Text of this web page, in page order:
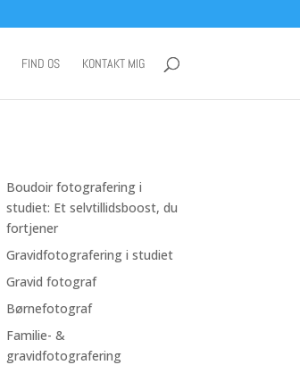
FIND OS KONTAKT MIG
Boudoir fotografering i
studiet: Et selvtillidsboost, du
fortjener
Gravidfotografering i studiet
Gravid fotograf
Børnefotograf
Familie- &
gravidfotografering